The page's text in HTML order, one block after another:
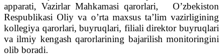
apparati, Vazirlar Mahkamasi qarorlari, O’zbekiston
Respublikasi Oliy va o’rta maxsus ta’lim vazirligining
kollegiya qarorlari, buyruqlari, filiali direktor buyruqlari
va ilmiy kengash qarorlarining bajarilish monitoringini
olib boradi.